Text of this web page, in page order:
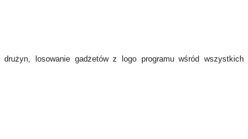
losowanie gadżetów z logo programu wśród wszystkich